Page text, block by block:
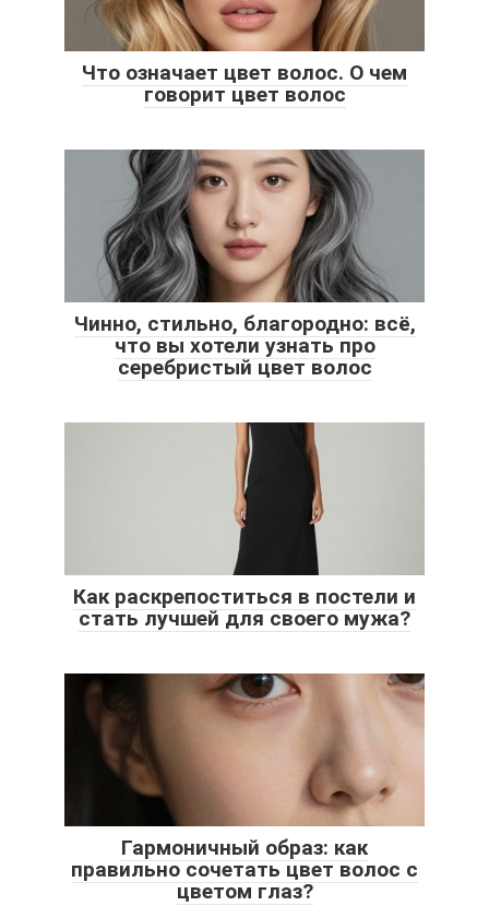
Что означает цвет волос. О чем
говорит цвет волос
Чинно, стильно, благородно: всё,
что вы хотели узнать про
серебристый цвет волос
Как раскрепоститься в постели и
стать лучшей для своего мужа?
Гармоничный образ: как
правильно сочетать цвет волос с
цветом глаз?